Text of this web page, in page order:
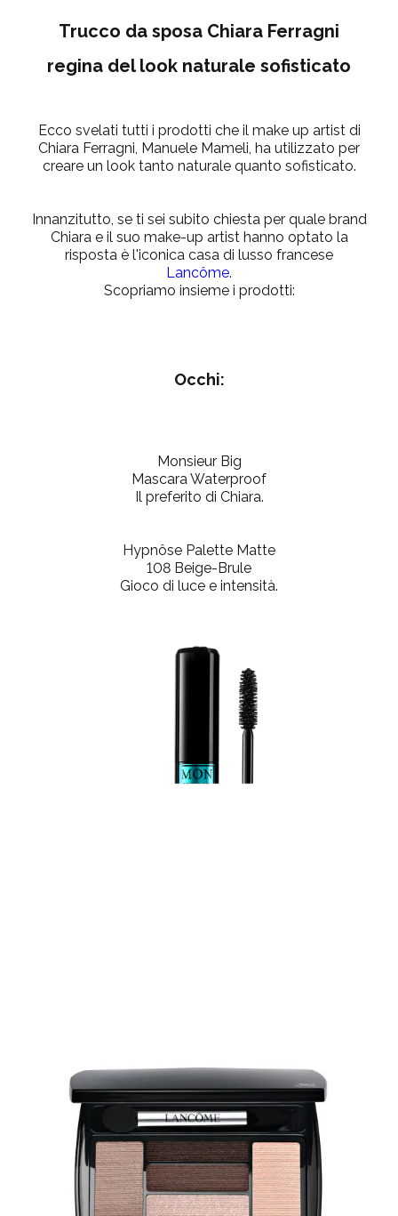
Trucco da sposa Chiara Ferragni
regina del look naturale sofisticato
Ecco svelati tutti i prodotti che il make up artist di
Chiara Ferragni, Manuele Mameli, ha utilizzato per
creare un look tanto naturale quanto sofisticato.
Innanzitutto, se ti sei subito chiesta per quale brand
Chiara e il suo make-up artist hanno optato la
risposta è l'iconica casa di lusso francese
Lancôme.
Scopriamo insieme i prodotti:
Occhi:
Monsieur Big
Mascara Waterproof
Il preferito di Chiara.
Hypnôse Palette Matte
108 Beige-Brule
Gioco di luce e intensità.